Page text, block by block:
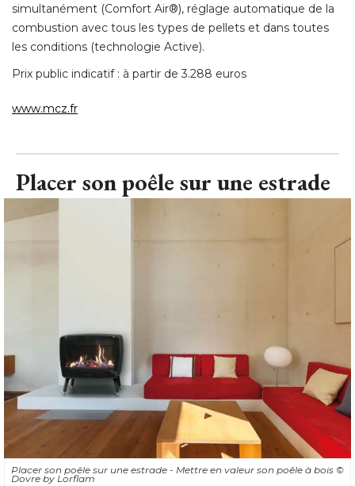
simultanément (Comfort Air®), réglage automatique de la
combustion avec tous les types de pellets et dans toutes
les conditions (technologie Active).
Prix public indicatif : à partir de 3.288 euros
www.mcz.fr
Placer son poêle sur une estrade
Placer son poêle sur une estrade - Mettre en valeur son poêle à bois ©
Dovre by Lorflam